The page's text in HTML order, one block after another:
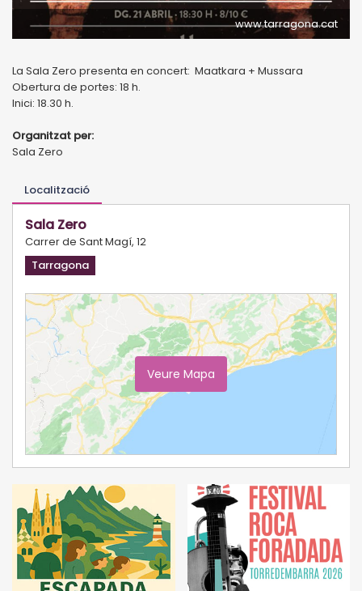
www.tarragona.cat
La Sala Zero presenta en concert: Maatkara + Mussara
Obertura de portes: 18 h.
Inici: 18.30 h.
Organitzat per:
Sala Zero
Localització
Sala Zero
Carrer de Sant Magí, 12
Tarragona
Veure Mapa